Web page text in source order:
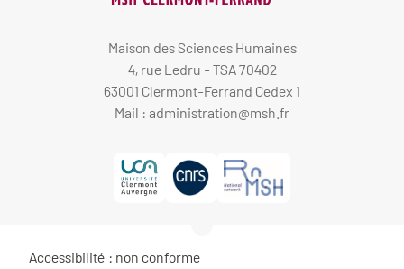
Maison des Sciences Humaines
4, rue Ledru - TSA 70402
63001 Clermont-Ferrand Cedex 1
Mail : administration@msh.fr
Accessibilité : non conforme